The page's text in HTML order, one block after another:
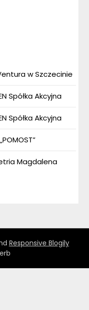
w Szczecinie
Spółka Akcyjna
Spółka Akcyjna
Magdalena
Responsive Blogily